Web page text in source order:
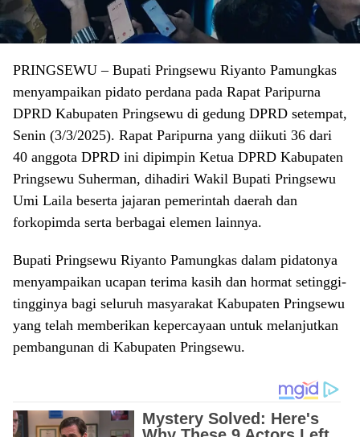
PRINGSEWU – Bupati Pringsewu Riyanto Pamungkas
menyampaikan pidato perdana pada Rapat Paripurna
DPRD Kabupaten Pringsewu di gedung DPRD setempat,
Senin (3/3/2025). Rapat Paripurna yang diikuti 36 dari
40 anggota DPRD ini dipimpin Ketua DPRD Kabupaten
Pringsewu Suherman, dihadiri Wakil Bupati Pringsewu
Umi Laila beserta jajaran pemerintah daerah dan
forkopimda serta berbagai elemen lainnya.
Bupati Pringsewu Riyanto Pamungkas dalam pidatonya
menyampaikan ucapan terima kasih dan hormat setinggi-
tingginya bagi seluruh masyarakat Kabupaten Pringsewu
yang telah memberikan kepercayaan untuk melanjutkan
pembangunan di Kabupaten Pringsewu.